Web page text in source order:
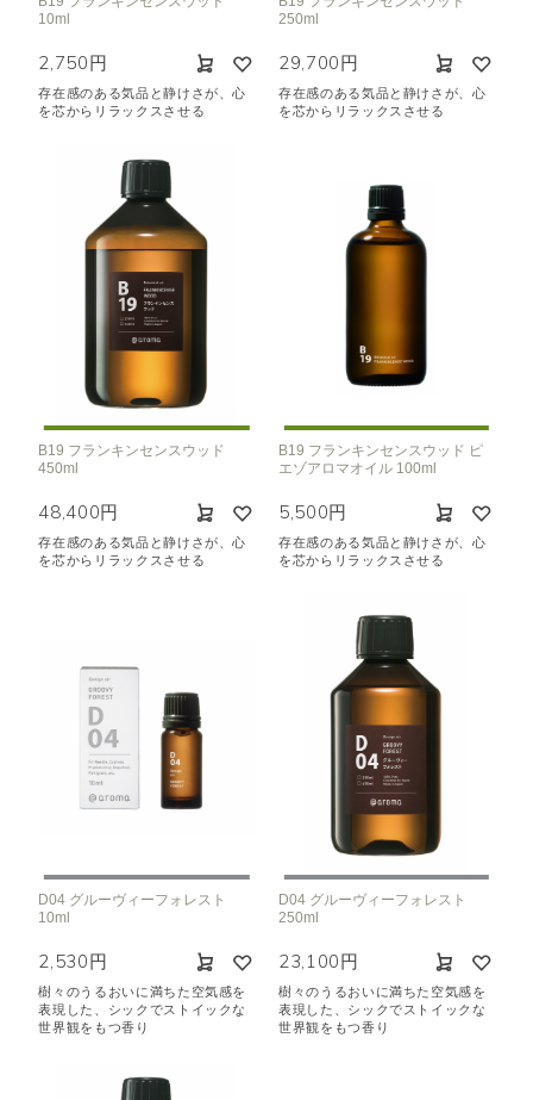
10ml
2,750円
存在感のある気品と静けさが、心
を芯からリラックスさせる
250ml
29,700円
存在感のある気品と静けさが、心
を芯からリラックスさせる
B19 フランキンセンスウッド
450ml
48,400円
存在感のある気品と静けさが、心
を芯からリラックスさせる
B19 フランキンセンスウッド ピ
エゾアロマオイル 100ml
5,500円
存在感のある気品と静けさが、心
を芯からリラックスさせる
D04 グルーヴィーフォレスト
10ml
2,530円
樹々のうるおいに満ちた空気感を
表現した、シックでストイックな
世界観をもつ香り
D04 グルーヴィーフォレスト
250ml
23,100円
樹々のうるおいに満ちた空気感を
表現した、シックでストイックな
世界観をもつ香り